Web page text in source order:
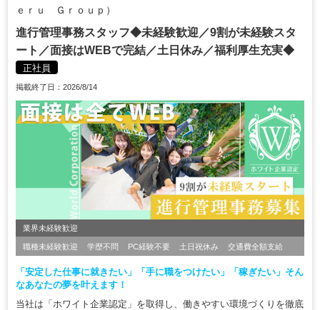
ｅｒｕ Ｇｒｏｕｐ）
進行管理事務スタッフ◆未経験歓迎／9割が未経験スタ
ート／面接はWEBで完結／土日休み／福利厚生充実◆
正社員
掲載終了日：2026/8/14
業界未経験歓迎
職種未経験歓迎 学歴不問 PC経験不要 土日祝休み 交通費全額支給
「安定した仕事に就きたい」「手に職をつけたい」「稼ぎたい」そん
なあなたの夢を叶えます！
当社は「ホワイト企業認定」を取得し、働きやすい環境づくりを徹底